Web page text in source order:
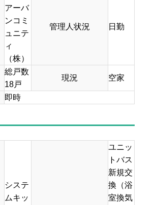
アーバ
ンコミ
ュニテ
ィ
（株）
管理人状況 日勤
総戸数
18戸
現況 空家
即時
システ
ムキッ
ユニッ
トバス
新規交
換（浴
室換気